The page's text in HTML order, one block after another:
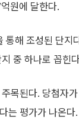
원에 달한다.
통해 조성된 단
중 하나로 꼽
목된다. 당첨자
는 평가가 나온